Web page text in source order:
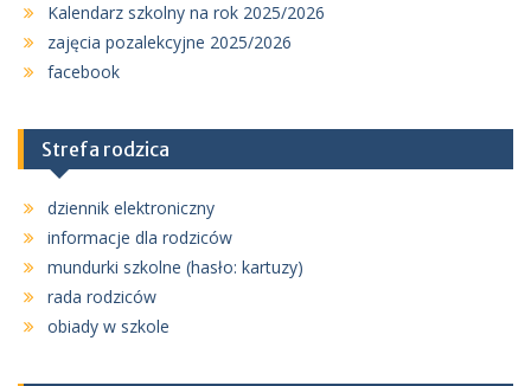
Kalendarz szkolny na rok 2025/2026
zajęcia pozalekcyjne 2025/2026
facebook
Strefa rodzica
dziennik elektroniczny
informacje dla rodziców
mundurki szkolne (hasło: kartuzy)
rada rodziców
obiady w szkole